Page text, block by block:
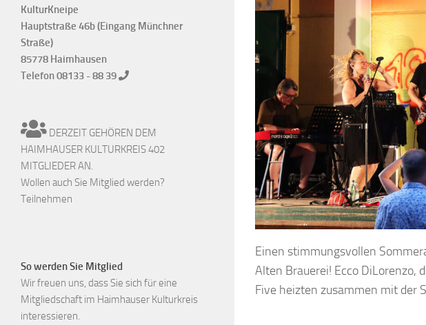
Einen stimmungsvollen
Alten Brauerei! Ecco DiLorenzo,
Five heizten zusammen mit der
KulturKneipe
Hauptstraße 46b (Eingang Münchner
Straße)
85778 Haimhausen
Telefon 08133 - 88 39
DERZEIT GEHÖREN DEM
HAIMHAUSER KULTURKREIS 402
MITGLIEDER AN.
Wollen auch Sie Mitglied werden?
Teilnehmen
So werden Sie Mitglied
Wir freuen uns, dass Sie sich für eine
Mitgliedschaft im Haimhauser Kulturkreis
interessieren.